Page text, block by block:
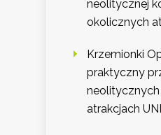
neolitycznej
okolicznych
Krzemionki
praktyczny
neolitycznych
atrakcjach